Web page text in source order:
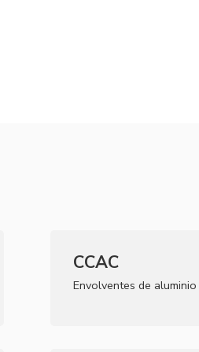
CCAC
Envolventes de